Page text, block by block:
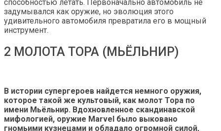
способностью летать. Первоначально автомобиль не
задумывался как оружие, но эволюция этого
удивительного автомобиля превратила его в мощный
инструмент.
2 МОЛОТА ТОРА (МЬЁЛЬНИР)
В истории супергероев найдется немного оружия,
которое такой же культовый, как молот Тора по
имени Мьёльнир. Вдохновленное скандинавской
мифологией, оружие Marvel было выковано
гномьими кузнецами и обладало огромной силой,